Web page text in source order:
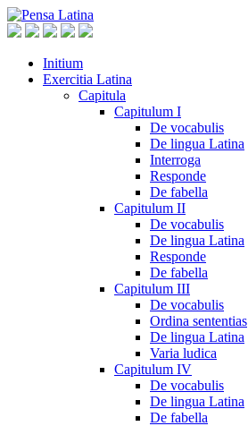
Initium
Exercitia Latina
Capitula
Capitulum I
De vocabulis
De lingua Latina
Interroga
Responde
De fabella
Capitulum II
De vocabulis
De lingua Latina
Responde
De fabella
Capitulum III
De vocabulis
Ordina sententias
De lingua Latina
Varia ludica
Capitulum IV
De vocabulis
De lingua Latina
De fabella